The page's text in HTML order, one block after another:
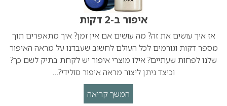
איפור ב-2 דקות
אז איך עושים את זה? מה עושים אם אין זמן? איך מתאפרים תוך
מספר דקות וגורמים לכל העולם לחשוב שעבדנו על מראה האיפור
שלנו לפחות שעתיים? אילו מוצרי איפור יש לקחת בתיק לשם כך?
וכיצד ניתן ליצור מראה איפור סולידי?…
המשך קריאה